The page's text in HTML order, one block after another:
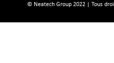
© Neatech Group 2022 | Tous